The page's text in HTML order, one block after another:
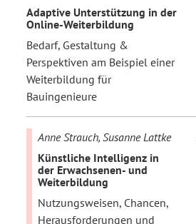
Adaptive Unterstützung in der
Online-Weiterbildung
Bedarf, Gestaltung &
Perspektiven am Beispiel einer
Weiterbildung für
Bauingenieure
Anne Strauch, Susanne Lattke
Künstliche Intelligenz in
der Erwachsenen- und
Weiterbildung
Nutzungsweisen, Chancen,
Herausforderungen und